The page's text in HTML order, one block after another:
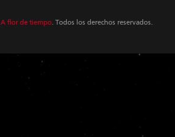
A flor de tiempo. Todos los derechos reservados.